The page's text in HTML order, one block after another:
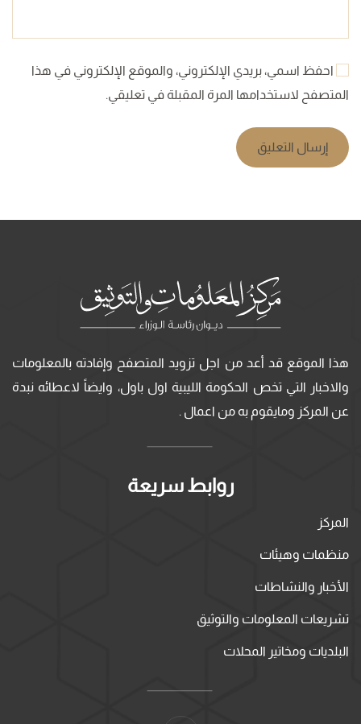
احفظ اسمي، بريدي الإلكتروني، والموقع الإلكتروني في هذا
المتصفح لاستخدامها المرة المقبلة في تعليقي.
إرسال التعليق
هذا الموقع قد أعد من اجل تزويد المتصفح وإفادته بالمعلومات
والاخبار التي تخص الحكومة الليبية اول باول، وايضاً لاعطائه نبدة
عن المركز ومايقوم به من اعمال .
روابط سريعة
المركز
منظمات وهيئات
الأخبار والنشاطات
تشريعات المعلومات والتوثيق
البلديات ومخاتير المحلات